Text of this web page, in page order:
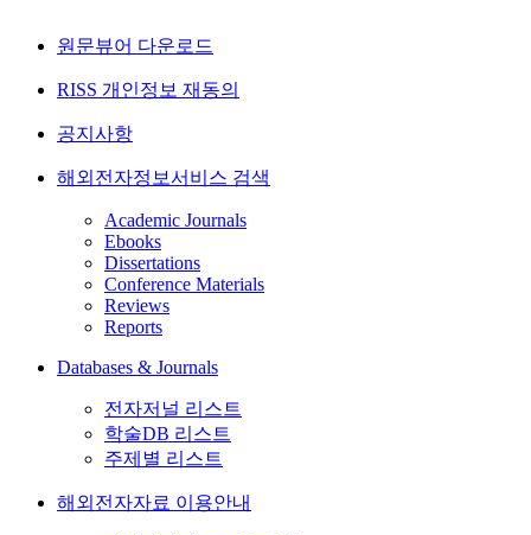
원문뷰어 다운로드
RISS 개인정보 재동의
공지사항
해외전자정보서비스 검색
Academic Journals
Ebooks
Dissertations
Conference Materials
Reviews
Reports
Databases & Journals
전자저널 리스트
학술DB 리스트
주제별 리스트
해외전자자료 이용안내